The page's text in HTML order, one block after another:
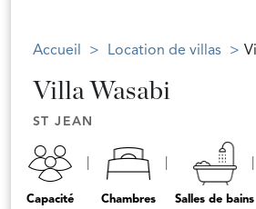
Accueil Location de villas
Villa Wasabi
ST JEAN
Capacité
Chambres
Salles de bains